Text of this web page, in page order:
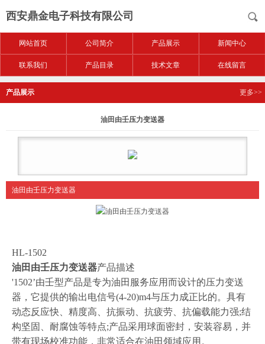
西安鼎金电子科技有限公司
网站首页 公司简介 产品展示 新闻中心
联系我们 产品目录 技术文章 在线留言
产品展示 更多>>
油田由壬压力变送器
油田由壬压力变送器
HL-1502
油田由壬压力变送器产品描述
'1502’由壬型产品是专为油田服务应用而设计的压力变送
器，它提供的输出电信号(4-20)m4与压力成正比的。具有
动态反应快、精度高、抗振动、抗疲劳、抗偏载能力强;结
构坚固、耐腐蚀等特点;产品采用球面密封，安装容易，并
带有现场校准功能，非常适合在油田领域应用。